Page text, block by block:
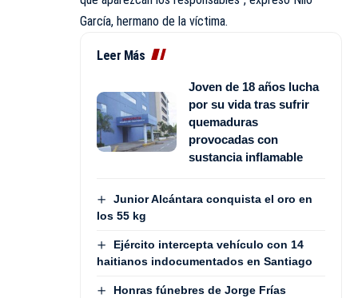
García, hermano de la víctima.
Leer Más
Joven de 18 años lucha
por su vida tras sufrir
quemaduras
provocadas con
sustancia inflamable
Junior Alcántara conquista el oro en
los 55 kg
Ejército intercepta vehículo con 14
haitianos indocumentados en Santiago
Honras fúnebres de Jorge Frías